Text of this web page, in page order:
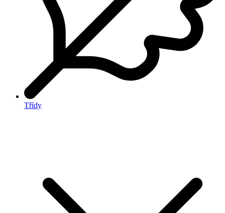
Třídy